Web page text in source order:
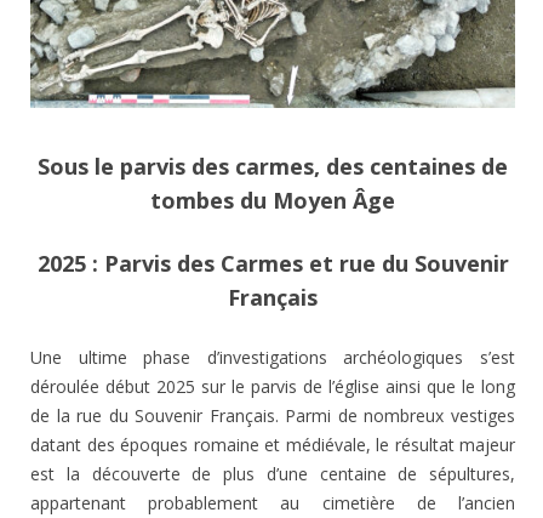
Sous le parvis des carmes, des centaines de
tombes du Moyen Âge
2025 : Parvis des Carmes et rue du Souvenir
Français
Une ultime phase d’investigations archéologiques s’est
déroulée début 2025 sur le parvis de l’église ainsi que le long
de la rue du Souvenir Français. Parmi de nombreux vestiges
datant des époques romaine et médiévale, le résultat majeur
est la découverte de plus d’une centaine de sépultures,
appartenant probablement au cimetière de l’ancien